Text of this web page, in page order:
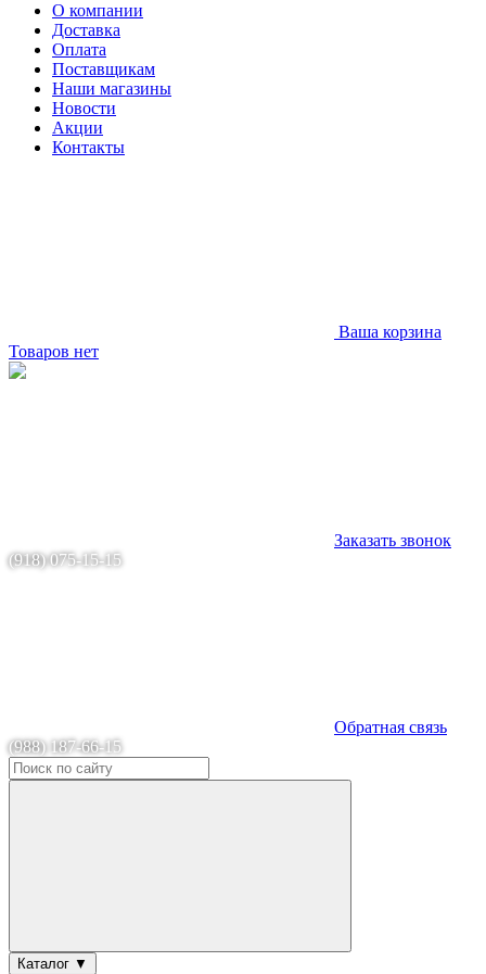
О компании
Доставка
Оплата
Поставщикам
Наши магазины
Новости
Акции
Контакты
Ваша корзина
Товаров нет
Заказать звонок
(918) 075-15-15
Обратная связь
(988) 187-66-15
Каталог ▼